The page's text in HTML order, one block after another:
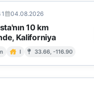
04.08.2026
10 km
Kaliforniya
I 33.66, -116.90